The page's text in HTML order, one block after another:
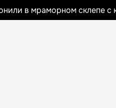
в мраморном склепе с